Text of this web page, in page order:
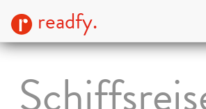
readfy.